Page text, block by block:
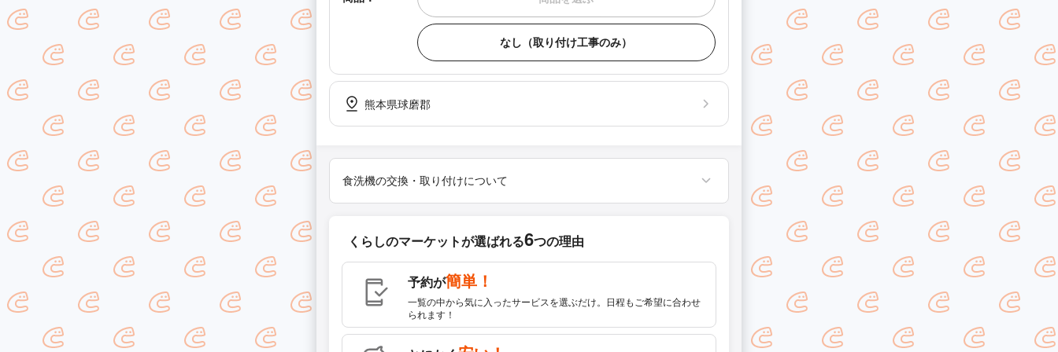
なし（取り付け工事のみ）
熊本県球磨郡
食洗機の交換・取り付けについて
くらしのマーケットが選ばれる6つの理由
予約が簡単！
一覧の中から気に入ったサービスを選ぶだけ。日程もご希望に合わせ
られます！